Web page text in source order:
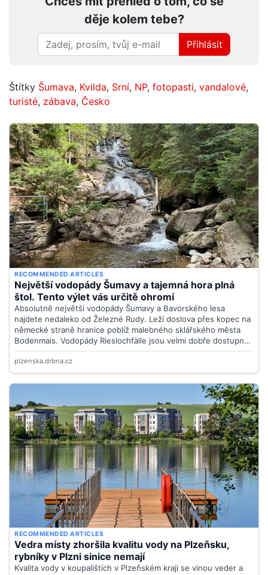
děje kolem tebe?
Přihlásit
Štítky Šumava, Kvilda, Srní, NP, fotopasti, vandalové,
turisté, zábava, Česko